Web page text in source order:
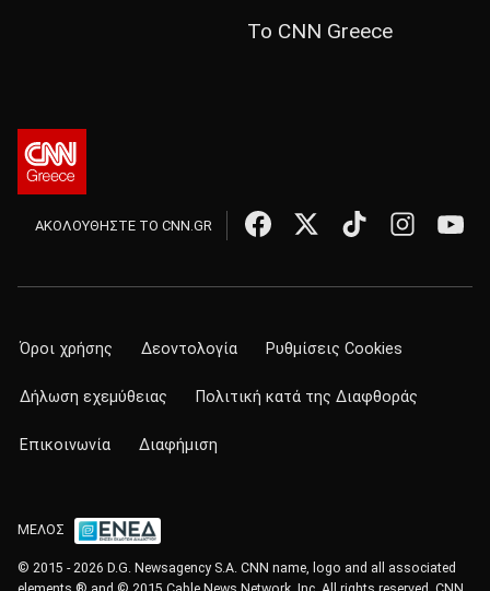
Το CNN Greece
ΑΚΟΛΟΥΘΗΣΤΕ ΤΟ CNN.GR
Όροι χρήσης Δεοντολογία Ρυθμίσεις Cookies
Δήλωση εχεμύθειας Πολιτική κατά της Διαφθοράς
Επικοινωνία Διαφήμιση
ΜΕΛΟΣ
© 2015 - 2026 D.G. Newsagency S.A. CNN name, logo and all associated